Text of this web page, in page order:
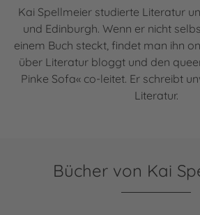
Kai Spellmeier studierte Literatur
und Edinburgh. Wenn er nicht
einem Buch steckt, findet man ihn
über Literatur bloggt und den
Pinke Sofa« co-leitet. Er schreibt
Literatur.
Bücher von Kai